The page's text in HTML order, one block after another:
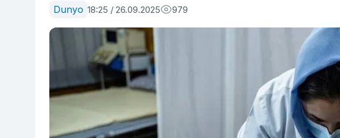
Dunyo 18:25 / 26.09.2025 979